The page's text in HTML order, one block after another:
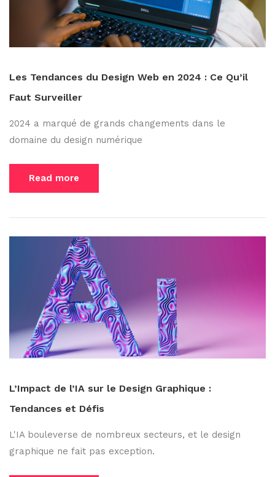
Les Tendances du Design Web en 2024 : Ce Qu’il
Faut Surveiller
2024 a marqué de grands changements dans le
domaine du design numérique
Read more
L’Impact de l’IA sur le Design Graphique :
Tendances et Défis
L'IA bouleverse de nombreux secteurs, et le design
graphique ne fait pas exception.